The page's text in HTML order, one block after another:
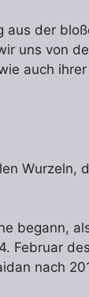
aus der
uns von
auch
Wurzeln,
begann,
Februar
nach